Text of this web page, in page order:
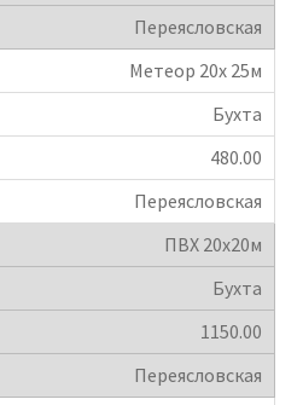
Переясловская
Метеор 20х 25м
Бухта
480.00
Переясловская
ПВХ 20х20м
Бухта
1150.00
Переясловская